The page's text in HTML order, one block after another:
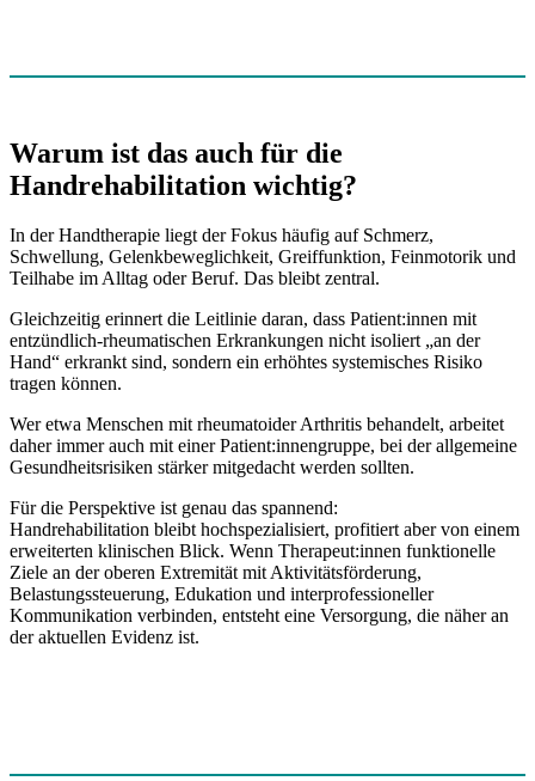
Warum ist das auch für die
Handrehabilitation wichtig?
In der Handtherapie liegt der Fokus häufig auf Schmerz,
Schwellung, Gelenkbeweglichkeit, Greiffunktion, Feinmotorik und
Teilhabe im Alltag oder Beruf. Das bleibt zentral.
Gleichzeitig erinnert die Leitlinie daran, dass Patient:innen mit
entzündlich-rheumatischen Erkrankungen nicht isoliert „an der
Hand“ erkrankt sind, sondern ein erhöhtes systemisches Risiko
tragen können.
Wer etwa Menschen mit rheumatoider Arthritis behandelt, arbeitet
daher immer auch mit einer Patient:innengruppe, bei der allgemeine
Gesundheitsrisiken stärker mitgedacht werden sollten.
Für die Perspektive ist genau das spannend:
Handrehabilitation bleibt hochspezialisiert, profitiert aber von einem
erweiterten klinischen Blick. Wenn Therapeut:innen funktionelle
Ziele an der oberen Extremität mit Aktivitätsförderung,
Belastungssteuerung, Edukation und interprofessioneller
Kommunikation verbinden, entsteht eine Versorgung, die näher an
der aktuellen Evidenz ist.